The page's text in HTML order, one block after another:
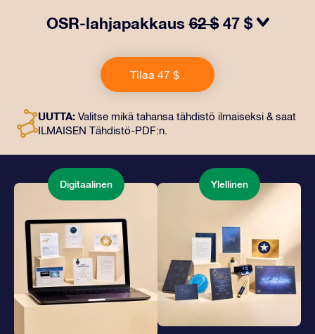
OSR-lahjapakkaus62 $ 47 $
Tämä lahja sisältää kauniin kirjekuoren ja
henkilökohtaiset ​​asiakirjat, jotka lähetetään
valitsemaasi osoitteeseen. Saat myös digitaaliset
maaginen tapa antaa ikuinen lahja ystäville ja rakkaille.
Tilaa 47 $ .
UUTTA: Valitse mikä tahansa tähdistö ilmaiseksi & saat
ILMAISEN Tähdistö-PDF:n.
Digitaalinen Ylellinen